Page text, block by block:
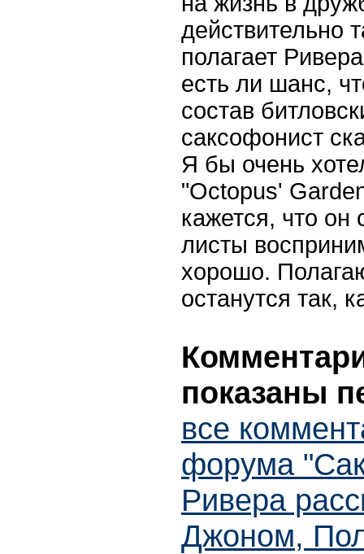
действительно
полагает
есть ли шанс,
состав
саксофонист
Я бы очень
"Octopus'
кажется, что он
листы
хорошо.
останутся так,
показаны
все
форума
Ривера
Джоном,